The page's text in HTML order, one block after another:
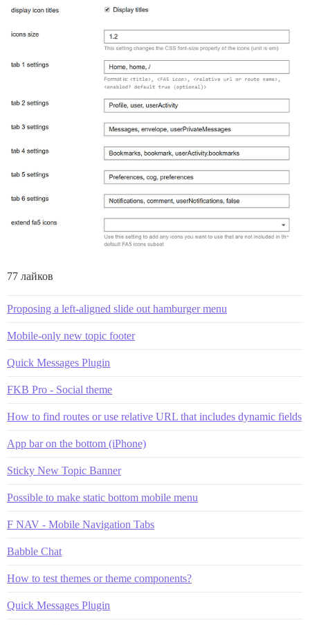
77 лайков
Proposing a left-aligned slide out hamburger menu
Mobile-only new topic footer
Quick Messages Plugin
FKB Pro - Social theme
How to find routes or use relative URL that includes dynamic fields
App bar on the bottom (iPhone)
Sticky New Topic Banner
Possible to make static bottom mobile menu
F NAV - Mobile Navigation Tabs
Babble Chat
How to test themes or theme components?
Quick Messages Plugin